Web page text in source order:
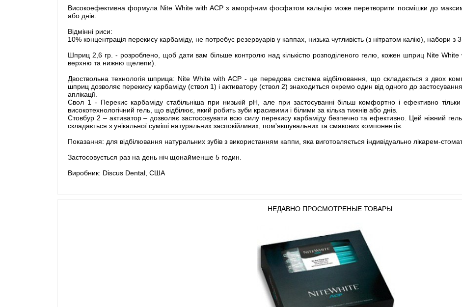
Високоефективна формула Nite White with ACP з аморфним фосфатом кальцію може перетворити посмішки до
або днів.
Відмінні риси:
10% концентрація перекису карбаміду, не потребує резервуарів у каппах, низька чутливість (з нітратом калію), набори
Шприц 2,6 гр. - розроблено, щоб дати вам більше контролю над кількістю розподіленого гелю, кожен шприц Nite White
верхню та нижню щелепи).
Двоствольна технологія шприца: Nite White with ACP - це передова система відбілювання, що складається з двох
шприц дозволяє перекису карбаміду (ствол 1) і активатору (ствол 2) знаходиться окремо один від одного до
аплікації.
Свол 1 - Перекис карбаміду стабільніша при низькій рН, але при застосуванні більш комфортно і ефективно
високотехнологічний гель, що відбілює, який робить зуби красивими і білими за кілька тижнів або днів.
Стовбур 2 – активатор – дозволяє застосовувати всю силу перекису карбаміду безпечно та ефективно. Цей ніжний
складається з унікальної суміші натуральних заспокійливих, пом'якшувальних та смакових компонентів.
Показання: для відбілювання натуральних зубів з використанням каппи, яка виготовляється індивідуально лікарем-
Застосовується раз на день ніч щонайменше 5 годин.
Виробник: Discus Dental, США
НЕДАВНО ПРОСМОТРЕНЫЕ ТОВАРЫ